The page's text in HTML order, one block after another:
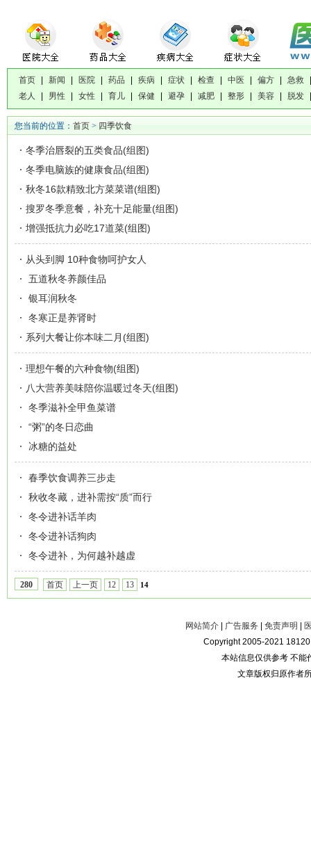
首页 新闻 医院 药品 疾病 症状 检查 中医 偏方 急救
老人
男性 女性 育儿 保健 避孕 减肥 整形 美容 脱发
您当前的位置： 首页 > 四季饮食
冬季治唇裂的五类食品(组图)
冬季电脑族的健康食品(组图)
秋冬16款精致北方菜菜谱(组图)
搜罗冬季意餐，补充十足能量(组图)
增强抵抗力必吃17道菜(组图)
从头到脚 10种食物呵护女人
五道秋冬养颜佳品
银耳润秋冬
冬寒正是养肾时
系列大餐让你本味二月(组图)
理想午餐的六种食物(组图)
八大营养美味陪你温暖过冬天(组图)
冬季滋补全甲鱼菜谱
“粥”的冬日恋曲
冰糖的益处
春季饮食调养三步走
秋收冬藏，进补需按“质”而行
冬令进补话羊肉
冬令进补话狗肉
冬令进补，为何越补越虚
280 首页 上一页 12 13 14
网站简介| 广告服务 免责声明
Copyright 2005-2021
本站信息仅供参考 不能
文章版权归原作者